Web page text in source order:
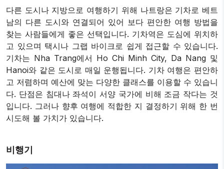
다른 도시나 지방으로 여행하기 위해 나트랑은 기차로 베트
남의 다른 도시와 연결되어 있어 보다 편안한 여행 방법을
찾는 사람들에게 좋은 선택입니다. 기차역은 도심에 위치하
고 있으며 택시나 그랩 바이크로 쉽게 접근할 수 있습니다.
기차는 Nha Trang에서 Ho Chi Minh City, Da Nang 및
Hanoi와 같은 도시로 매일 운행됩니다. 기차 여행은 편안하
고 저렴하며 예산에 맞는 다양한 클래스를 이용할 수 있습니
다. 단점은 침대나 좌석이 서양 국가에 비해 조금 작다는 것
입니다. 그러나 향후 여행에 적합한 지 결정하기 위해 한 번
시도해 볼 가치가 있습니다.
비행기